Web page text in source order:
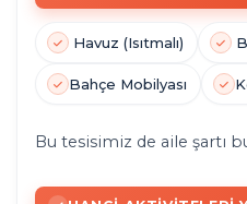
Havuz (Isıtmalı)
Bahçe Mobilyası
Bu tesisimiz de aile şartı